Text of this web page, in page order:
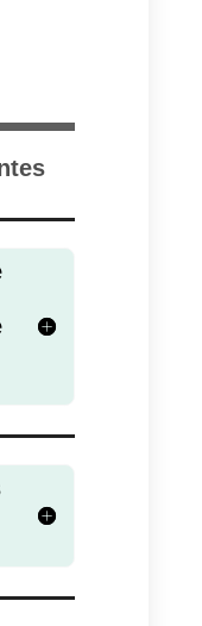
mucha carga
posteriormente
con los
potenciales.
los altos
manejar los